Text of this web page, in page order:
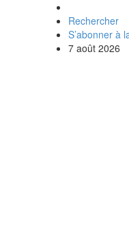
Rechercher
S’abonner à
7 août 2026